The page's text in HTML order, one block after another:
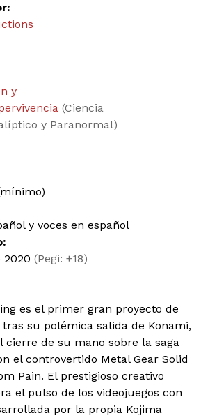
y
(Ciencia
y Paranormal)
y voces en español
2020 (Pegi: +18)
es el primer gran proyecto de
tras su polémica salida de Konami,
cierre de su mano sobre la saga
el controvertido Metal Gear Solid
Pain. El prestigioso creativo
el pulso de los videojuegos con
por la propia Kojima